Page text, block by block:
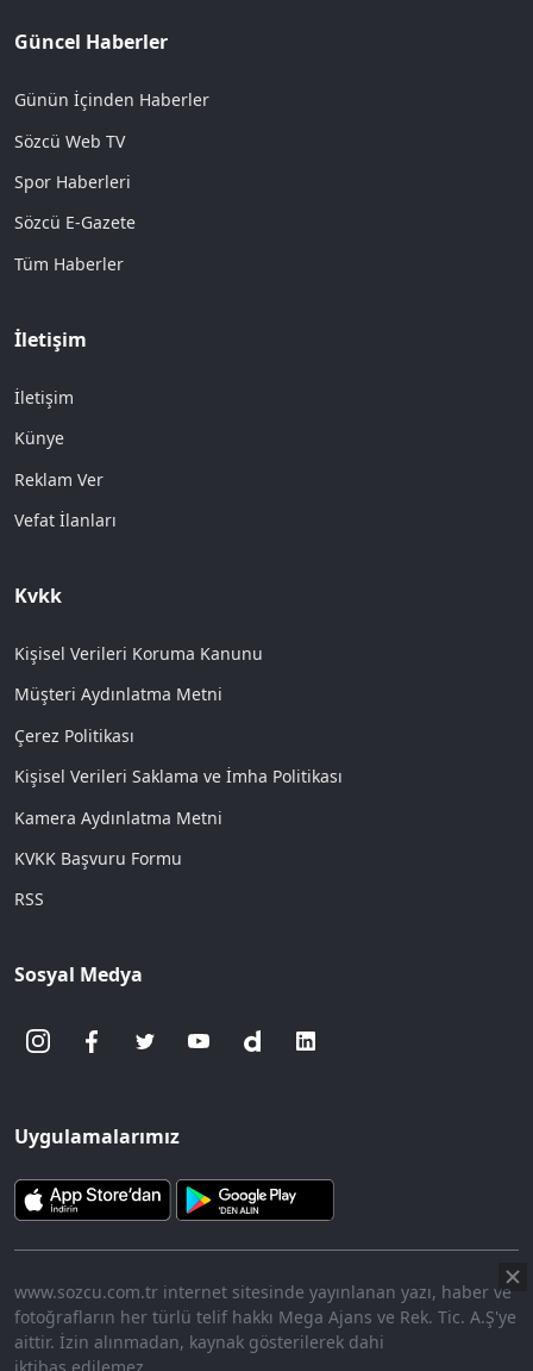
Güncel Haberler
Günün İçinden Haberler
Sözcü Web TV
Spor Haberleri
Sözcü E-Gazete
Tüm Haberler
İletişim
İletişim
Künye
Reklam Ver
Vefat İlanları
Kvkk
Kişisel Verileri Koruma Kanunu
Müşteri Aydınlatma Metni
Çerez Politikası
Kişisel Verileri Saklama ve İmha Politikası
Kamera Aydınlatma Metni
KVKK Başvuru Formu
RSS
Sosyal Medya
Uygulamalarımız
www.sozcu.com.tr internet sitesinde yayınlanan yazı, haber ve
fotoğrafların her türlü telif hakkı Mega Ajans ve Rek. Tic. A.Ş'ye
aittir. İzin alınmadan, kaynak gösterilerek dahi